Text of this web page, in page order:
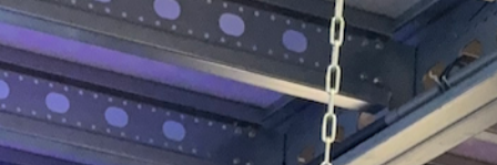
€ 35,-
Onbeperkt inschrijven voor alle groepslessen.
-